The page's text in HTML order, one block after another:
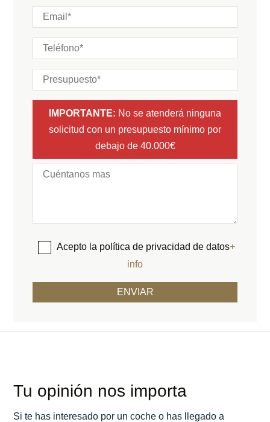
IMPORTANTE: No se atenderá ninguna
solicitud con un presupuesto mínimo por
debajo de 40.000€
Acepto la política de privacidad de datos+
info
Tu opinión nos importa
Si te has interesado por un coche o has llegado a